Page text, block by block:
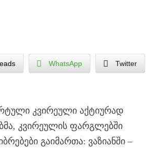
WhatsApp Twitter
კვირეული აქტიურად
კვირეულის ფარგლებში
გაიმართა: ვაზიანში –